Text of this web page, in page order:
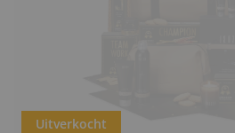
Uitverkocht